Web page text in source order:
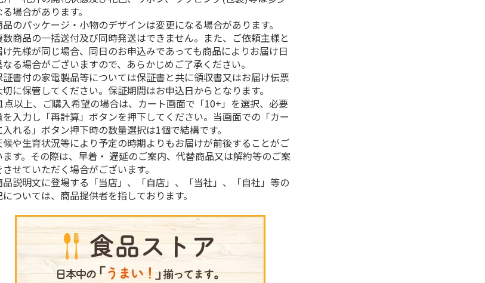
場合があります。
のパッケージ・小物のデザインは変更になる場合があります。
商品の一括送付及び同時発送はできません。また、ご依頼主様と
け先様が同じ場合、同日のお申込みであっても商品によりお届け日
なる場合がございますので、あらかじめご了承ください。
書付の家電製品等については保証書と共に領収書又はお届け伝票
切に保管してください。保証期間はお申込日からとなります。
以上、ご購入希望の場合は、カート画面で「10+」を選択、必要
を入力し「再計算」ボタンを押下してください。当画面での「カー
入れる」ボタン押下時の数量選択は1個で結構です。
や生育状況等により予定の時期よりもお届けが前後することがご
ます。その際は、早着・ 遅延のご案内、代替商品又は解約等のご案
せていただく場合がございます。
説明文に登場する「当店」、「自店」、「当社」、「自社」等の
については、商品提供者を指しております。